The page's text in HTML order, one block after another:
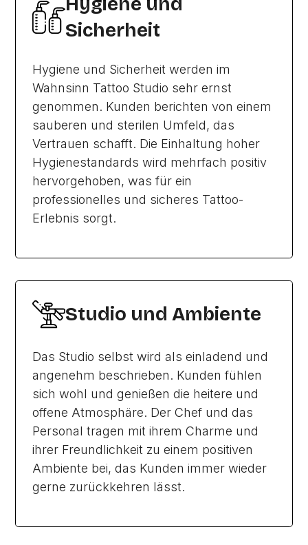
Sicherheit
Hygiene und Sicherheit werden im
Wahnsinn Tattoo Studio sehr ernst
genommen. Kunden berichten von einem
sauberen und sterilen Umfeld, das
Vertrauen schafft. Die Einhaltung hoher
Hygienestandards wird mehrfach positiv
hervorgehoben, was für ein
professionelles und sicheres Tattoo-
Erlebnis sorgt.
Studio und Ambiente
Das Studio selbst wird als einladend und
angenehm beschrieben. Kunden fühlen
sich wohl und genießen die heitere und
offene Atmosphäre. Der Chef und das
Personal tragen mit ihrem Charme und
ihrer Freundlichkeit zu einem positiven
Ambiente bei, das Kunden immer wieder
gerne zurückkehren lässt.